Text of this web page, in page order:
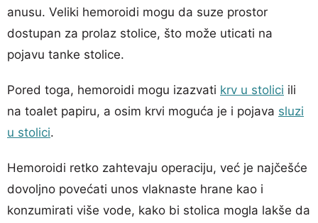
anusu. Veliki hemoroidi mogu da suze prostor
dostupan za prolaz stolice, što može uticati na
pojavu tanke stolice.
Pored toga, hemoroidi mogu izazvati krv u stolici ili
na toalet papiru, a osim krvi moguća je i pojava sluzi
u stolici.
Hemoroidi retko zahtevaju operaciju, već je najčešće
dovoljno povećati unos vlaknaste hrane kao i
konzumirati više vode, kako bi stolica mogla lakše da